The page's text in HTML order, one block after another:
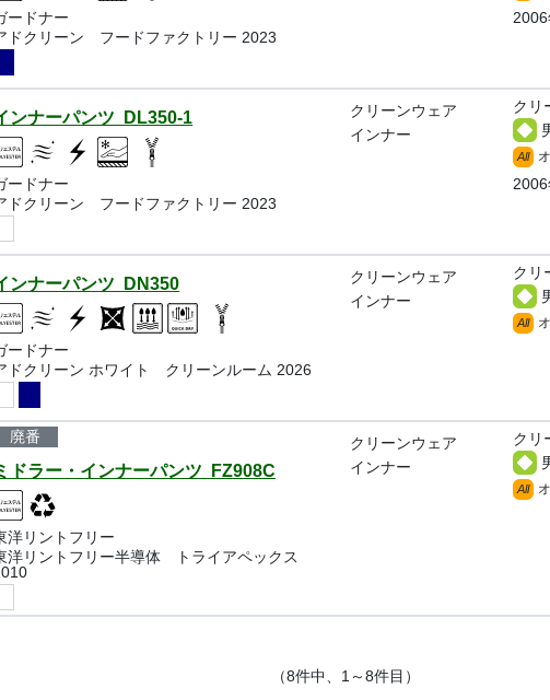
ードナー
ドクリーン フードファクトリー 2023
ンナーパンツ DL350-1
ードナー
ドクリーン フードファクトリー 2023
クリーンウェア
インナー
クリ
All
ンナーパンツ DN350
ードナー
ドクリーン ホワイト クリーンルーム 2026
クリーンウェア
インナー
クリ
All
廃番
ドラー・インナーパンツ FZ908C
洋リントフリー
洋リントフリー半導体 トライアペックス
クリーンウェア
インナー
クリ
All
（8件中、1～8件目）